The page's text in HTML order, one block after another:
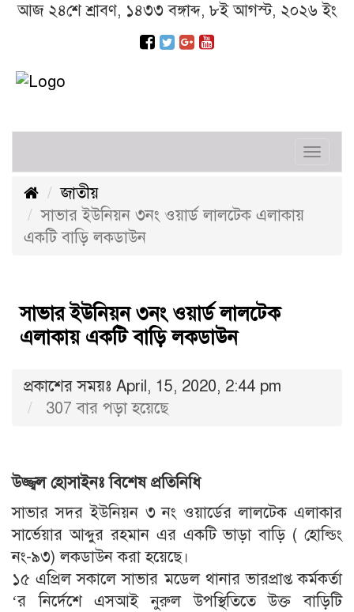
আজ ২৪শে শ্রাবণ, ১৪৩৩ বঙ্গাব্দ, ৮ই আগস্ট, ২০২৬ ইং
জাতীয়
সাভার ইউনিয়ন ৩নং ওয়ার্ড লালটেক এলাকায়
একটি বাড়ি লকডাউন
সাভার ইউনিয়ন ৩নং ওয়ার্ড লালটেক
এলাকায় একটি বাড়ি লকডাউন
প্রকাশের সময়ঃ April, 15, 2020, 2:44 pm
307 বার পড়া হয়েছে
উজ্জ্বল হোসাইনঃ বিশেষ প্রতিনিধি
সাভার সদর ইউনিয়ন ৩ নং ওয়ার্ডের লালটেক এলাকার
সার্ভেয়ার আব্দুর রহমান এর একটি ভাড়া বাড়ি ( হোল্ডিং
নং-৯৩) লকডাউন করা হয়েছে।
১৫ এপ্রিল সকালে সাভার মডেল থানার ভারপ্রাপ্ত কর্মকর্তা
‘র নির্দেশে এসআই নুরুল উপস্থিতিতে উক্ত বাড়িটি